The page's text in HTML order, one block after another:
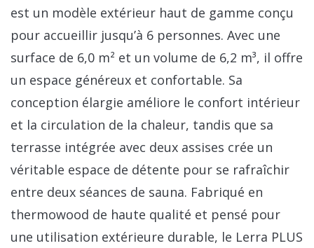
est un modèle extérieur haut de gamme conçu
pour accueillir jusqu’à 6 personnes. Avec une
surface de 6,0 m² et un volume de 6,2 m³, il offre
un espace généreux et confortable. Sa
conception élargie améliore le confort intérieur
et la circulation de la chaleur, tandis que sa
terrasse intégrée avec deux assises crée un
véritable espace de détente pour se rafraîchir
entre deux séances de sauna. Fabriqué en
thermowood de haute qualité et pensé pour
une utilisation extérieure durable, le Lerra PLUS